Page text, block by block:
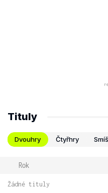
Tituly
Dvouhry Čtyřhry
Rok
Žádné tituly